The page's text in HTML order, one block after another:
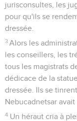
jurisconsultes, les
pour qu'ils se
dressée.
3 Alors les
les conseillers, les
tous les magistrats
dédicace de la
dressée. Ils se
Nebucadnetsar avait
4 Un héraut cria à